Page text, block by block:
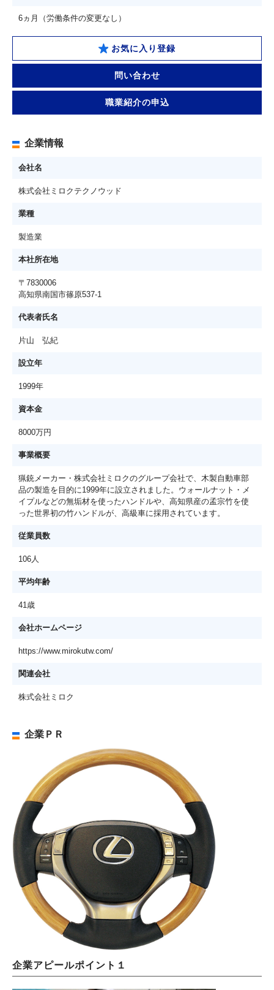
6ヵ月（労働条件の変更なし）
お気に入り登録
問い合わせ
職業紹介の申込
企業情報
会社名
株式会社ミロクテクノウッド
業種
製造業
本社所在地
〒7830006
高知県南国市篠原537-1
代表者氏名
片山 弘紀
設立年
1999年
資本金
8000万円
事業概要
猟銃メーカー・株式会社ミロクのグループ会社で、木製自動車部
品の製造を目的に1999年に設立されました。ウォールナット・メ
イプルなどの無垢材を使ったハンドルや、高知県産の孟宗竹を使
った世界初の竹ハンドルが、高級車に採用されています。
従業員数
106人
平均年齢
41歳
会社ホームページ
https://www.mirokutw.com/
関連会社
株式会社ミロク
企業ＰＲ
企業アピールポイント１